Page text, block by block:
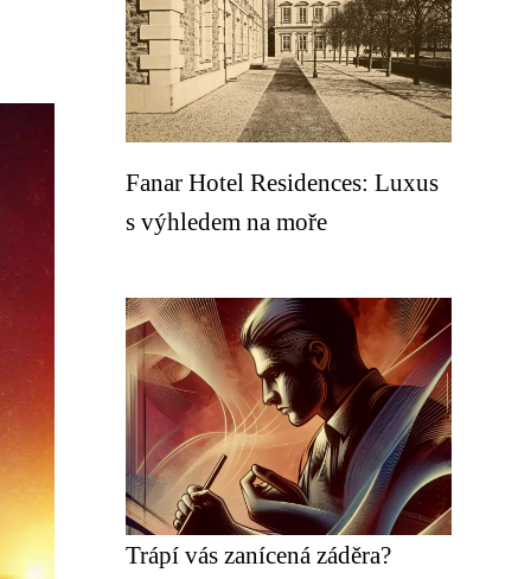
Fanar Hotel Residences: Luxus
s výhledem na moře
Trápí vás zanícená záděra?